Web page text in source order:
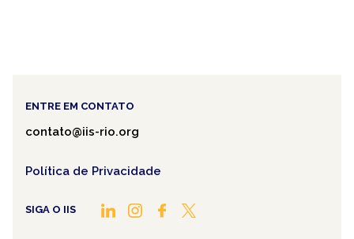
ENTRE EM CONTATO
contato@iis-rio.org
Política de Privacidade
SIGA O IIS